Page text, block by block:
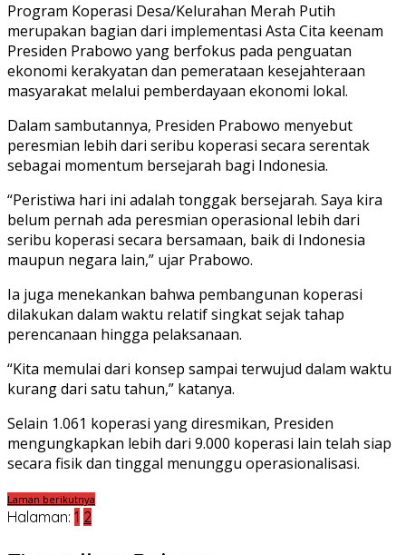
Program Koperasi Desa/Kelurahan Merah Putih
merupakan bagian dari implementasi Asta Cita keenam
Presiden Prabowo yang berfokus pada penguatan
ekonomi kerakyatan dan pemerataan kesejahteraan
masyarakat melalui pemberdayaan ekonomi lokal.
Dalam sambutannya, Presiden Prabowo menyebut
peresmian lebih dari seribu koperasi secara serentak
sebagai momentum bersejarah bagi Indonesia.
“Peristiwa hari ini adalah tonggak bersejarah. Saya kira
belum pernah ada peresmian operasional lebih dari
seribu koperasi secara bersamaan, baik di Indonesia
maupun negara lain,” ujar Prabowo.
Ia juga menekankan bahwa pembangunan koperasi
dilakukan dalam waktu relatif singkat sejak tahap
perencanaan hingga pelaksanaan.
“Kita memulai dari konsep sampai terwujud dalam waktu
kurang dari satu tahun,” katanya.
Selain 1.061 koperasi yang diresmikan, Presiden
mengungkapkan lebih dari 9.000 koperasi lain telah siap
secara fisik dan tinggal menunggu operasionalisasi.
Laman berikutnya
Halaman: 1 2